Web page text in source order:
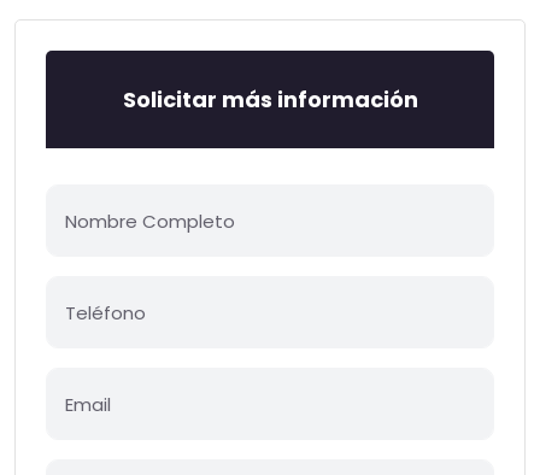
Solicitar más información